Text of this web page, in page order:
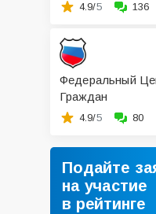
4.9/5 136
Федеральный
Граждан
4.9/5 80
Подайте
на участие
в рейтинге